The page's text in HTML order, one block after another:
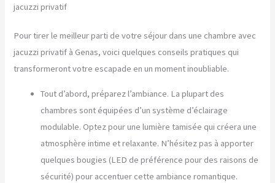
jacuzzi privatif
Pour tirer le meilleur parti de votre séjour dans une chambre avec
jacuzzi privatif à Genas, voici quelques conseils pratiques qui
transformeront votre escapade en un moment inoubliable.
Tout d’abord, préparez l’ambiance. La plupart des
chambres sont équipées d’un système d’éclairage
modulable. Optez pour une lumière tamisée qui créera une
atmosphère intime et relaxante. N’hésitez pas à apporter
quelques bougies (LED de préférence pour des raisons de
sécurité) pour accentuer cette ambiance romantique.